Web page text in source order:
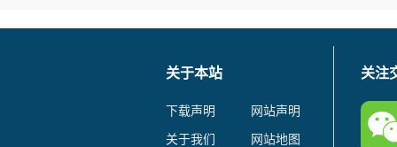
关于本站
下载声明
网站声明
关于我们
网站地图
关注